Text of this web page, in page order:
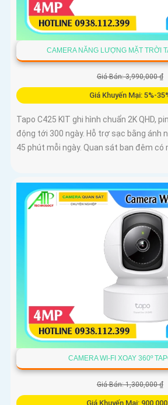
CAMERA NĂNG LƯỢNG MẶT TRỜI
Giá Bán: 3,990,000 ₫
Giá Khuyến Mại: 5%-
Tapo C425 KIT ghi hình chuẩn 2K QHD,
động tới 300 ngày. Hỗ trợ sạc bằng ánh
45 phút mỗi ngày. Quan sát ban đêm có
CAMERA WI-FI XOAY 360º
Giá Bán: 1,300,000 ₫
Giá Khuyến Mại: